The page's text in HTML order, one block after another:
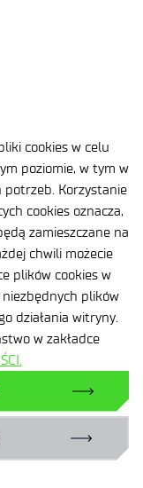
cookies w celu
poziomie, w tym w
Korzystanie
cookies oznacza,
zamieszczane na
chwili możecie
plików cookies w
plików
działania witryny.
w zakładce